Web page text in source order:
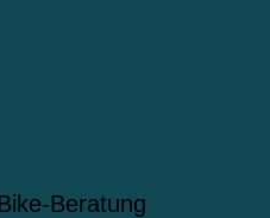
Beratung